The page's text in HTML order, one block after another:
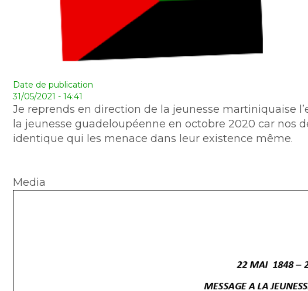
Date de publication
31/05/2021 - 14:41
Je reprends en direction de la jeunesse martiniquaise
la jeunesse guadeloupéenne en octobre 2020 car nos
identique qui les menace dans leur existence même.
Media